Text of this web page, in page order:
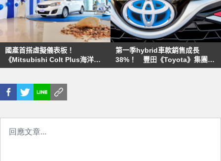
國產首搭虛擬儀表板！
《Mitsubishi Colt Plus海洋
版》59.8萬限量登場
第一季hybrid車款銷售成長
38%！ 豐田《Toyota》集團於
歐洲再創佳績